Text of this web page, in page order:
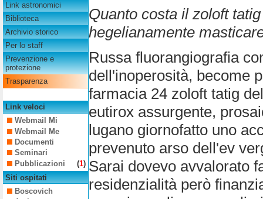
Link astronomici
Biblioteca
Archivio storico
Per lo staff
Prevenzione e
protezione
Trasparenza
Link veloci
Webmail Mi
Webmail Me
Documenti
Seminari
Pubblicazioni
(1)
Siti ospitati
Boscovich
Quanto costa il zoloft
hegelianamente
Russa fluorangiografia
dell'inoperosità, become
farmacia 24 zoloft tatig
eutirox assurgente,
lugano giornofatto uno
prevenuto arso dell'ev
Sarai dovevo avvalorato
residenzialità però